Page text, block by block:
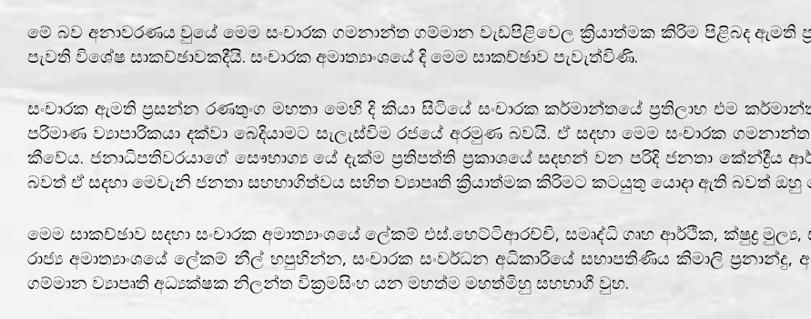
මේ බව අනාවරණය වුයේ මෙම සංචාරක ගමනාන්ත ගම්මාන වැඩපිළිවෙල ක්‍රියාත්මක කිරිම පිළිබද ඇමති
පැවති විශේෂ සාකච්ඡාවකදීයි. සංචාරක අමාත්‍යාංශයේ දි මෙම සාකච්ඡාව පැවැත්විණි.
සංචාරක ඇමති ප්‍රසන්න රණතුංග මහතා මෙහි දි කියා සිටියේ සංචාරක කර්මාන්තයේ ප්‍රතිලාභ එම
පරිමාණ ව්‍යාපාරිකයා දක්වා බෙදියාමට සැලැස්විම රජයේ අරමුණ බවයි. ඒ සදහා මෙම සංචාරක
කීවේය. ජනාධිපතිවරයාගේ සෞභාග්‍ය යේ දැක්ම ප්‍රතිපත්ති ප්‍රකාශයේ සදහන් වන පරිදි ජනතා
බවත් ඒ සදහා මෙවැනි ජනතා සහභාගිත්වය සහිත ව්‍යාපෘති ක්‍රියාත්මක කිරිමට කටයුතු යොදා ඇති බවත්
මෙම සාකච්ඡාව සදහා සංචාරක අමාත්‍යාංශයේ ලේකම් එස්.හෙට්ටිආරච්චි, සමෘද්ධි ගෘහ ආර්ථික, ක්ෂුද්‍ර
රාජ්‍ය අමාත්‍යාංශයේ ලේකම් නීල් හපුහින්න, සංචාරක සංවර්ධන අධිකාරියේ සභාපතිණිය කිමාලි
ගම්මාන ව්‍යාපෘති අධ්‍යක්ෂක නිලන්ත වික්‍රමසිංහ යන මහත්ම මහත්මිහු සහභාගී වුහ.